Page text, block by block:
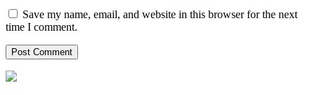
Save my name, email, and website in this browser for the next
time I comment.